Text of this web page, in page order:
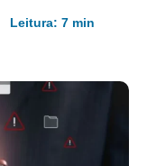
Leitura: 7 min